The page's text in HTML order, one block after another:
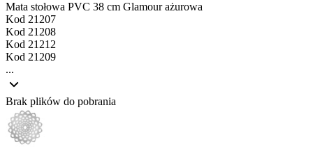
Mata stołowa PVC 38 cm Glamour ażurowa
Kod 21207
Kod 21208
Kod 21212
Kod 21209
...
Brak plików do pobrania